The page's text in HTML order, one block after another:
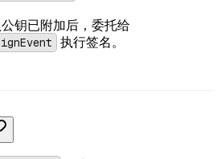
钥已附加后，委托给
执行签名。